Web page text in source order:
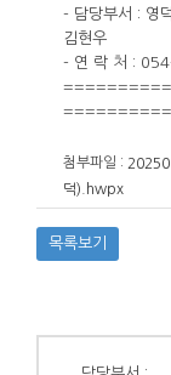
- 담당부서 : 영
김현우
- 연 락 처 :
첨부파일 :
덕).hwpx
목록보기